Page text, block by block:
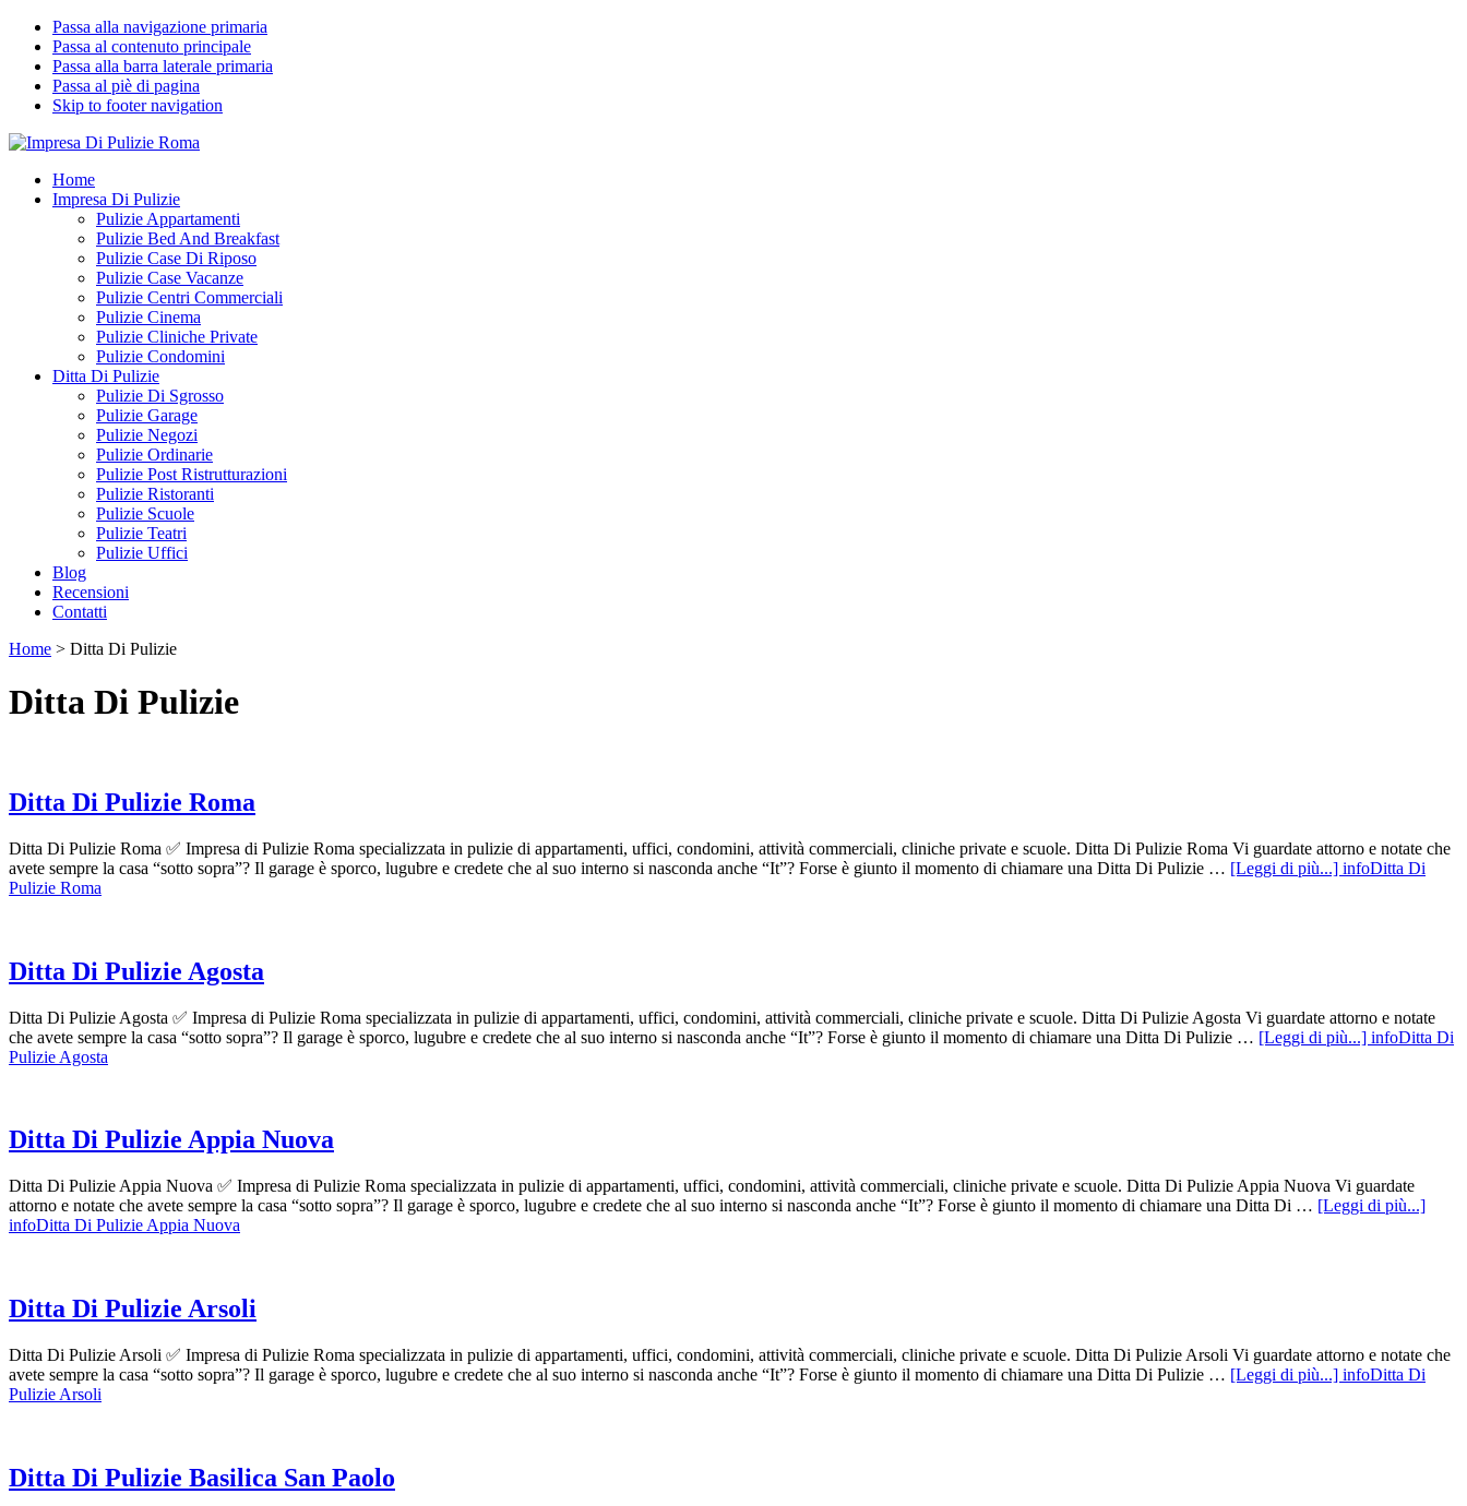
Passa alla navigazione primaria
Passa al contenuto principale
Passa alla barra laterale primaria
Passa al piè di pagina
Skip to footer navigation
Impresa Di Pulizie Roma
✅ Abitazioni e Attività Commerciali
Home
Impresa Di Pulizie
Pulizie Appartamenti
Pulizie Bed And Breakfast
Pulizie Case Di Riposo
Pulizie Case Vacanze
Pulizie Centri Commerciali
Pulizie Cinema
Pulizie Cliniche Private
Pulizie Condomini
Ditta Di Pulizie
Pulizie Di Sgrosso
Pulizie Garage
Pulizie Negozi
Pulizie Ordinarie
Pulizie Post Ristrutturazioni
Pulizie Ristoranti
Pulizie Scuole
Pulizie Teatri
Pulizie Uffici
Blog
Recensioni
Contatti
Home > Ditta Di Pulizie
Ditta Di Pulizie
Ditta Di Pulizie Roma
Ditta Di Pulizie Roma ✅ Impresa di Pulizie Roma specializzata in pulizie di appartamenti, uffici, condomini, attività commerciali, cliniche private e scuole. Ditta Di Pulizie Roma Vi guardate attorno e notate che
avete sempre la casa “sotto sopra”? Il garage è sporco, lugubre e credete che al suo interno si nasconda anche “It”? Forse è giunto il momento di chiamare una Ditta Di Pulizie … [Leggi di più...] infoDitta Di
Pulizie Roma
Ditta Di Pulizie Agosta
Ditta Di Pulizie Agosta ✅ Impresa di Pulizie Roma specializzata in pulizie di appartamenti, uffici, condomini, attività commerciali, cliniche private e scuole. Ditta Di Pulizie Agosta Vi guardate attorno e notate
che avete sempre la casa “sotto sopra”? Il garage è sporco, lugubre e credete che al suo interno si nasconda anche “It”? Forse è giunto il momento di chiamare una Ditta Di Pulizie … [Leggi di più...] infoDitta Di
Pulizie Agosta
Ditta Di Pulizie Appia Nuova
Ditta Di Pulizie Appia Nuova ✅ Impresa di Pulizie Roma specializzata in pulizie di appartamenti, uffici, condomini, attività commerciali, cliniche private e scuole. Ditta Di Pulizie Appia Nuova Vi guardate
attorno e notate che avete sempre la casa “sotto sopra”? Il garage è sporco, lugubre e credete che al suo interno si nasconda anche “It”? Forse è giunto il momento di chiamare una Ditta Di … [Leggi di più...]
infoDitta Di Pulizie Appia Nuova
Ditta Di Pulizie Arsoli
Ditta Di Pulizie Arsoli ✅ Impresa di Pulizie Roma specializzata in pulizie di appartamenti, uffici, condomini, attività commerciali, cliniche private e scuole. Ditta Di Pulizie Arsoli Vi guardate attorno e notate che
avete sempre la casa “sotto sopra”? Il garage è sporco, lugubre e credete che al suo interno si nasconda anche “It”? Forse è giunto il momento di chiamare una Ditta Di Pulizie … [Leggi di più...] infoDitta Di
Pulizie Arsoli
Ditta Di Pulizie Basilica San Paolo